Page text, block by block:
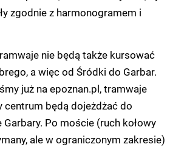
zgodnie z harmonogramem i
nie będą także kursować
a więc od Śródki do Garbar.
już na epoznan.pl, tramwaje
centrum będą dojeżdżać do
Garbary. Po moście (ruch kołowy
ale w ograniczonym zakresie)